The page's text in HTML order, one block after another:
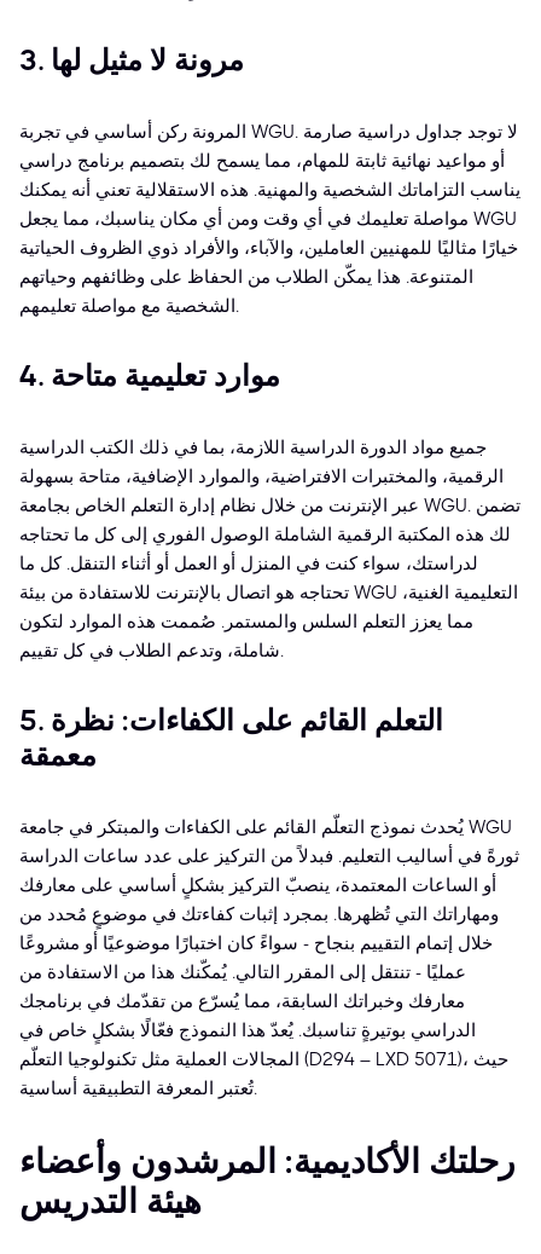
3. مرونة لا مثيل لها
المرونة ركن أساسي في تجربة WGU. لا توجد جداول دراسية صارمة
أو مواعيد نهائية ثابتة للمهام، مما يسمح لك بتصميم برنامج دراسي
يناسب التزاماتك الشخصية والمهنية. هذه الاستقلالية تعني أنه يمكنك
مواصلة تعليمك في أي وقت ومن أي مكان يناسبك، مما يجعل WGU
خيارًا مثاليًا للمهنيين العاملين، والآباء، والأفراد ذوي الظروف الحياتية
المتنوعة. هذا يمكّن الطلاب من الحفاظ على وظائفهم وحياتهم
الشخصية مع مواصلة تعليمهم.
4. موارد تعليمية متاحة
جميع مواد الدورة الدراسية اللازمة، بما في ذلك الكتب الدراسية
الرقمية، والمختبرات الافتراضية، والموارد الإضافية، متاحة بسهولة
عبر الإنترنت من خلال نظام إدارة التعلم الخاص بجامعة WGU. تضمن
لك هذه المكتبة الرقمية الشاملة الوصول الفوري إلى كل ما تحتاجه
لدراستك، سواء كنت في المنزل أو العمل أو أثناء التنقل. كل ما
تحتاجه هو اتصال بالإنترنت للاستفادة من بيئة WGU التعليمية الغنية،
مما يعزز التعلم السلس والمستمر. صُممت هذه الموارد لتكون
شاملة، وتدعم الطلاب في كل تقييم.
5. التعلم القائم على الكفاءات: نظرة
معمقة
يُحدث نموذج التعلّم القائم على الكفاءات والمبتكر في جامعة WGU
ثورةً في أساليب التعليم. فبدلاً من التركيز على عدد ساعات الدراسة
أو الساعات المعتمدة، ينصبّ التركيز بشكلٍ أساسي على معارفك
ومهاراتك التي تُظهرها. بمجرد إثبات كفاءتك في موضوعٍ مُحدد من
خلال إتمام التقييم بنجاح - سواءً كان اختبارًا موضوعيًا أو مشروعًا
عمليًا - تنتقل إلى المقرر التالي. يُمكّنك هذا من الاستفادة من
معارفك وخبراتك السابقة، مما يُسرّع من تقدّمك في برنامجك
الدراسي بوتيرةٍ تناسبك. يُعدّ هذا النموذج فعّالًا بشكلٍ خاص في
المجالات العملية مثل تكنولوجيا التعلّم (D294 – LXD 5071)، حيث
تُعتبر المعرفة التطبيقية أساسية.
رحلتك الأكاديمية: المرشدون وأعضاء
هيئة التدريس